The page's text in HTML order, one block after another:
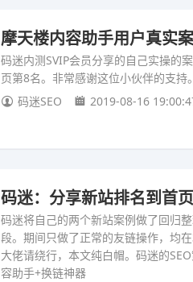
摩天楼内容助手用户真实
码迷内测SVIP会员分享的自己实操的
页第8名。非常感谢这位小伙伴的支持。
码迷SEO
2019-08-16
码迷：分享新站排名到首
码迷将自己的两个新站案例做了回归
段。期间只做了正常的友链操作，均
大佬请绕行，本文纯白帽。码迷的
容助手+换链神器